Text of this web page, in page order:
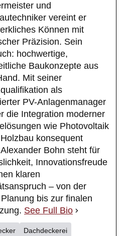
und
vereint er
Können mit
Präzision. Sein
hochwertige,
Baukonzepte aus
Mit seiner
als
PV-Anlagenmanager
die Integration moderner
wie Photovoltaik
konsequent
Bohn steht für
Innovationsfreude
klaren
– von der
bis zur finalen
See Full Bio
Dachdeckerei